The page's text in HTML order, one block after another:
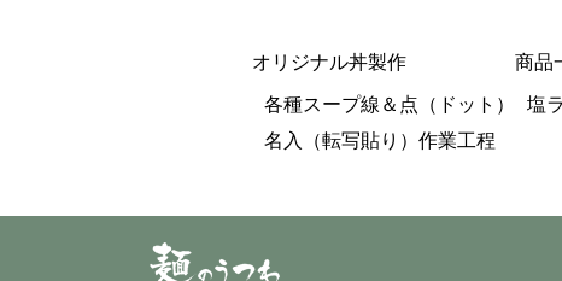
オリジナル丼製作
各種スープ線＆点（ドット）
名入（転写貼り）作業工程
商品
塩